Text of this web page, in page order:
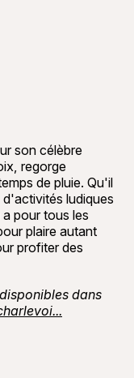
son célèbre
regorge
de pluie. Qu'il
ludiques
pour tous les
plaire autant
profiter des
dans